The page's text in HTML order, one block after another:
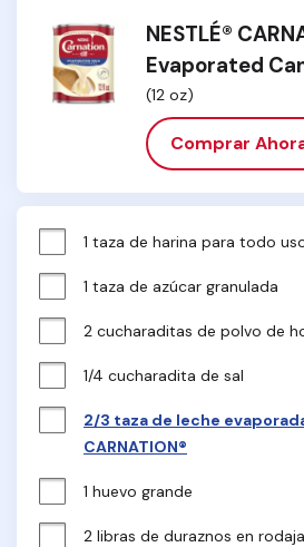
NESTLÉ®
Evaporated
(12 oz)
Comprar
1 taza de harina para todo
1 taza de azúcar granulada
2 cucharaditas de polvo de
1/4 cucharadita de sal
2/3 taza de leche evaporada
CARNATION®
1 huevo grande
2 libras de duraznos en